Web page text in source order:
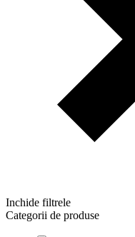
Inchide filtrele
Categorii de produse